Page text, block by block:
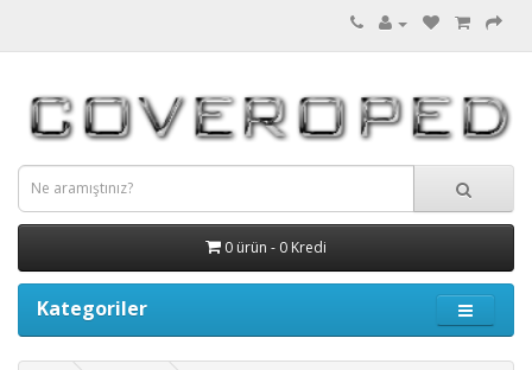
0 ürün - 0 Kredi
Kategoriler